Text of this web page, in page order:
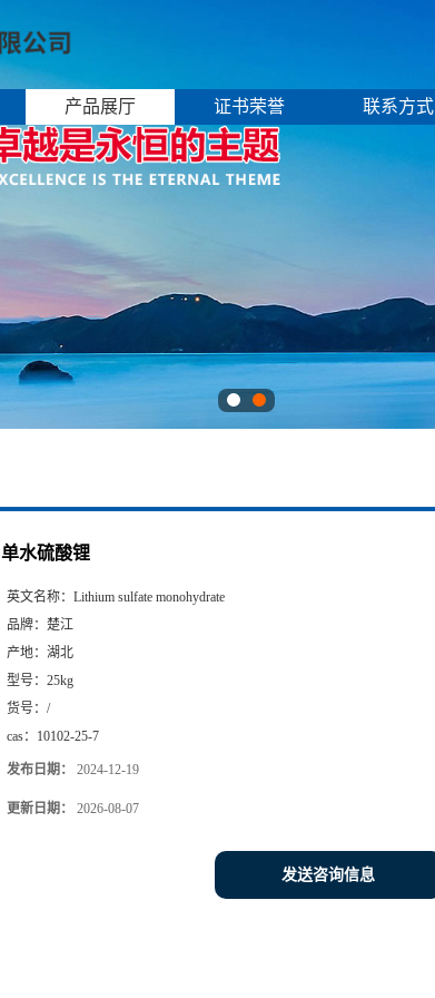
产品展厅 证书荣誉 联系方式
单水硫酸锂
英文名称： Lithium sulfate monohydrate
品牌： 楚江
产地： 湖北
型号： 25kg
货号： /
cas： 10102-25-7
发布日期： 2024-12-19
更新日期： 2026-08-07
发送咨询信息